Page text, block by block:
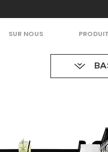
SUR NOUS